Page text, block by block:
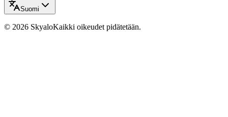
Suomi
© 2026 SkyaloKaikki oikeudet pidätetään.